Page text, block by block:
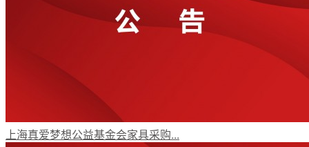
上海真爱梦想公益基金会家具采购...